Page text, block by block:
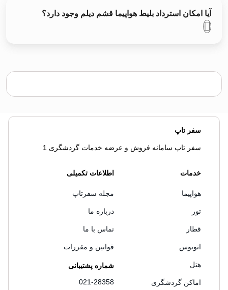
آیا امکان استرداد بلیط هواپیما قشم دیلم وجود دارد؟
سفر تاپ
سفر تاپ سامانه فروش و عرضه خدمات گردشگری 1
خدمات
هواپیما
تور
قطار
اتوبوس
هتل
اماکن گردشگری
اطلاعات تکمیلی
مجله سفرتاپ
درباره ما
تماس با ما
قوانین و مقررات
شماره پشتیبانی
021-28358